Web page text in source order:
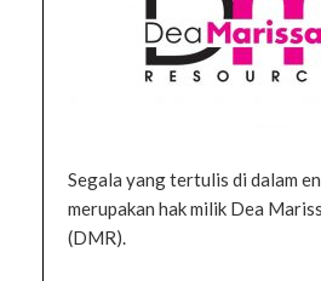
Segala yang tertulis di dalam
merupakan hak milik Dea
(DMR).